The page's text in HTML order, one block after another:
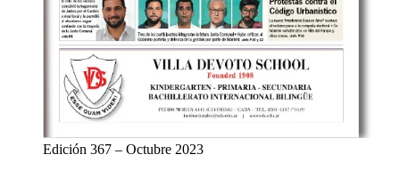
Edición 367 – Octubre 2023